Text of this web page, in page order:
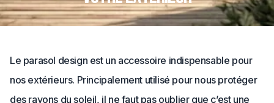
Le parasol design est un accessoire indispensable pour
nos extérieurs. Principalement utilisé pour nous protéger
des rayons du soleil, il ne faut pas oublier que c’est une